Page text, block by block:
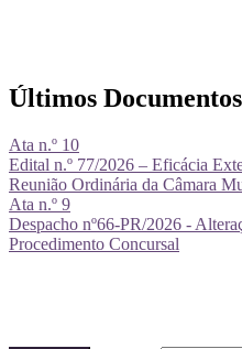
Últimos Documentos
Ata n.º 10
Edital n.º 77/2026 – Eficácia
Reunião Ordinária da Câmara
Ata n.º 9
Despacho nº66-PR/2026 -
Procedimento Concursal